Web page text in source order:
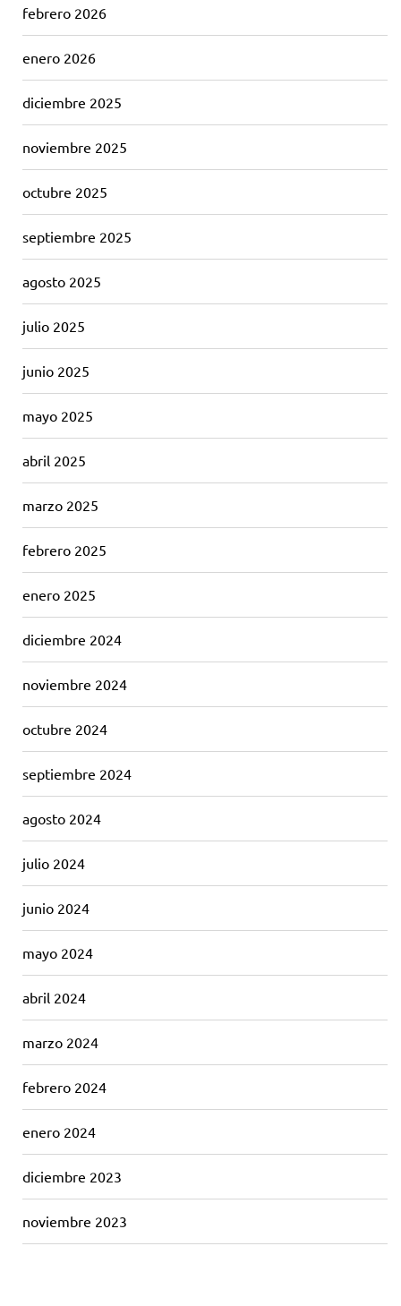
febrero 2026
enero 2026
diciembre 2025
noviembre 2025
octubre 2025
septiembre 2025
agosto 2025
julio 2025
junio 2025
mayo 2025
abril 2025
marzo 2025
febrero 2025
enero 2025
diciembre 2024
noviembre 2024
octubre 2024
septiembre 2024
agosto 2024
julio 2024
junio 2024
mayo 2024
abril 2024
marzo 2024
febrero 2024
enero 2024
diciembre 2023
noviembre 2023